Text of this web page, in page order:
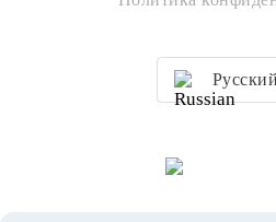
Русский